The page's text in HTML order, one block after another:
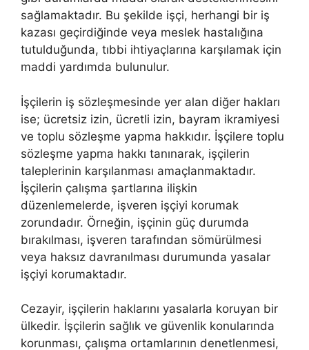
sağlamaktadır. Bu şekilde işçi, herhangi bir iş
kazası geçirdiğinde veya meslek hastalığına
tutulduğunda, tıbbi ihtiyaçlarına karşılamak için
maddi yardımda bulunulur.
İşçilerin iş sözleşmesinde yer alan diğer hakları
ise; ücretsiz izin, ücretli izin, bayram ikramiyesi
ve toplu sözleşme yapma hakkıdır. İşçilere toplu
sözleşme yapma hakkı tanınarak, işçilerin
taleplerinin karşılanması amaçlanmaktadır.
İşçilerin çalışma şartlarına ilişkin
düzenlemelerde, işveren işçiyi korumak
zorundadır. Örneğin, işçinin güç durumda
bırakılması, işveren tarafından sömürülmesi
veya haksız davranılması durumunda yasalar
işçiyi korumaktadır.
Cezayir, işçilerin haklarını yasalarla koruyan bir
ülkedir. İşçilerin sağlık ve güvenlik konularında
korunması, çalışma ortamlarının denetlenmesi,